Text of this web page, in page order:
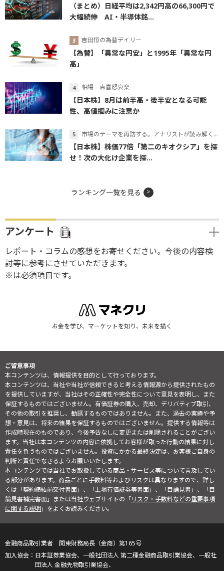
（まとめ）日経平均は2,342円高の66,300円で
大幅続伸 AI・半導体銘...
吉田恒の為替デイリー
【為替】「異常な円安」と1995年「異常な円
高」
相場一点喜怒哀楽
【日本株】8月は前半高・後半安となる可能
性、高値掴みに注意か
市場のテーマを再訪する。アナリストが読み解くテーマの本質
【日本株】株価77倍「第二のキオクシア」を探
せ！次の大化け企業を探...
ランキング一覧を見る
アンケート
レポート・コラムの感想をお寄せください。今後の内容検
討等に参考にさせていただきます。
※は必須項目です。
お金を学び、マーケットを知り、未来を描く
ご留意事項
本コンテンツは、情報提供を目的として行っております。
本コンテンツは、当社や当社が信頼できると考える情報源から提供されたもの
を提供していますが、当社はその正確性や完全性について意見を表明し、また
保証するものではございません。有価証券の購入、売却、デリバティブ取引、
その他の取引を推奨し、勧誘するものではありません。また、過去の実績や予
想・意見は、将来の結果を保証するものではございません。提供する情報等は
作成時現在のものであり、今後予告なしに変更または削除されることがござい
ます。当社は本コンテンツの内容に依拠してお客様が取った行動の結果に対し
責任を負うものではございません。投資にかかる最終決定は、お客様ご自身の
判断と責任でなさるようお願いいたします。
本コンテンツでは当社でお取扱している商品・サービス等について言及してい
る部分があります。商品ごとに手数料等およびリスクは異なりますので、詳し
くは「契約締結前交付書面」、「上場有価証券等書面」、「目論見書」、「目
論見書補完書面」または当社ウェブサイトの「リスク・手数料などの重要事項
に関する説明」をよくお読みください。
金融商品取引業者 関東財務局長（金商）第165号
日本証券業協会、一般社団法人 第二種金融商品取引業協会、一般社
団法人 金融先物取引業協会、